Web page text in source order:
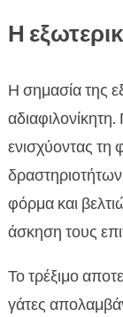
Η
Η σημασία της
αδιαφιλονίκητη.
ενισχύοντας τη
φόρμα και
άσκηση τους
Το τρέξιμο
γάτες